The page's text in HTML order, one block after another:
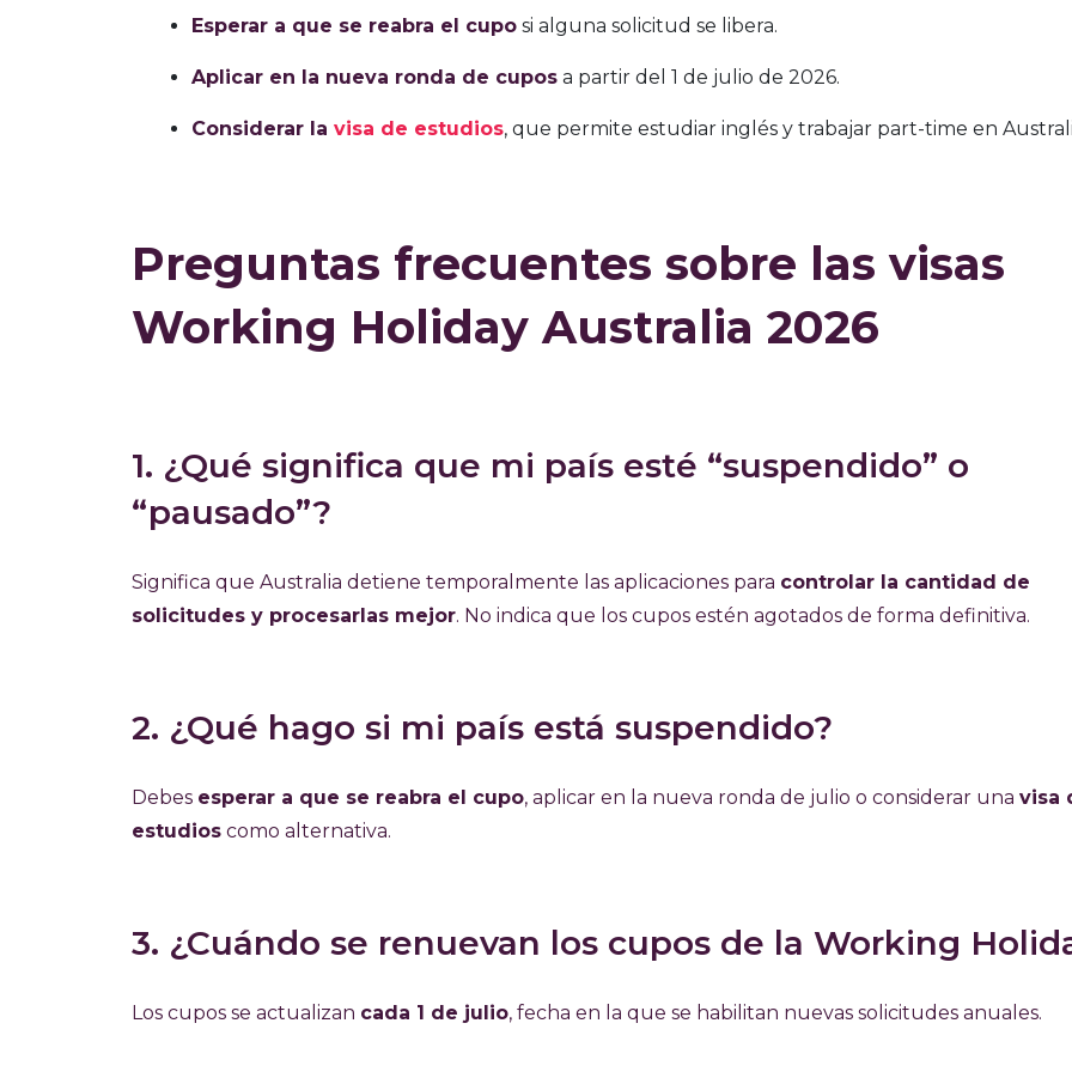
Esperar a que se reabra el cupo si alguna solicitud se libera.
Aplicar en la nueva ronda de cupos a partir del 1 de julio de 2026.
Considerar la visa de estudios, que permite estudiar inglés y trabajar part-time en
Preguntas frecuentes sobre las visas
Working Holiday Australia 2026
1. ¿Qué significa que mi país esté “suspendido” o
“pausado”?
Significa que Australia detiene temporalmente las aplicaciones para controlar la cantidad de
solicitudes y procesarlas mejor. No indica que los cupos estén agotados de forma definitiva.
2. ¿Qué hago si mi país está suspendido?
Debes esperar a que se reabra el cupo, aplicar en la nueva ronda de julio o considerar una visa
estudios como alternativa.
3. ¿Cuándo se renuevan los cupos de la Working
Los cupos se actualizan cada 1 de julio, fecha en la que se habilitan nuevas solicitudes anuales.